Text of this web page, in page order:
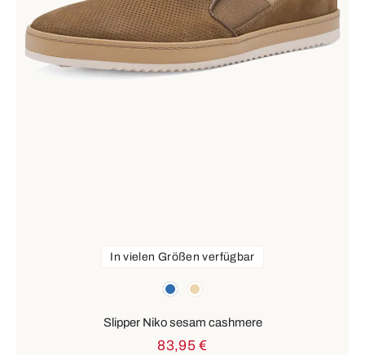
blau beige
In vielen Größen verfügbar
Slipper Niko sesam cashmere
83,95 €